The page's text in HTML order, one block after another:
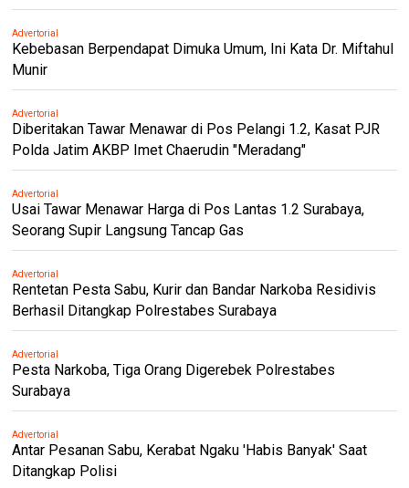
Advertorial
Kebebasan Berpendapat Dimuka Umum, Ini Kata Dr. Miftahul
Munir
Advertorial
Diberitakan Tawar Menawar di Pos Pelangi 1.2, Kasat PJR
Polda Jatim AKBP Imet Chaerudin "Meradang"
Advertorial
Usai Tawar Menawar Harga di Pos Lantas 1.2 Surabaya,
Seorang Supir Langsung Tancap Gas
Advertorial
Rentetan Pesta Sabu, Kurir dan Bandar Narkoba Residivis
Berhasil Ditangkap Polrestabes Surabaya
Advertorial
Pesta Narkoba, Tiga Orang Digerebek Polrestabes
Surabaya
Advertorial
Antar Pesanan Sabu, Kerabat Ngaku 'Habis Banyak' Saat
Ditangkap Polisi